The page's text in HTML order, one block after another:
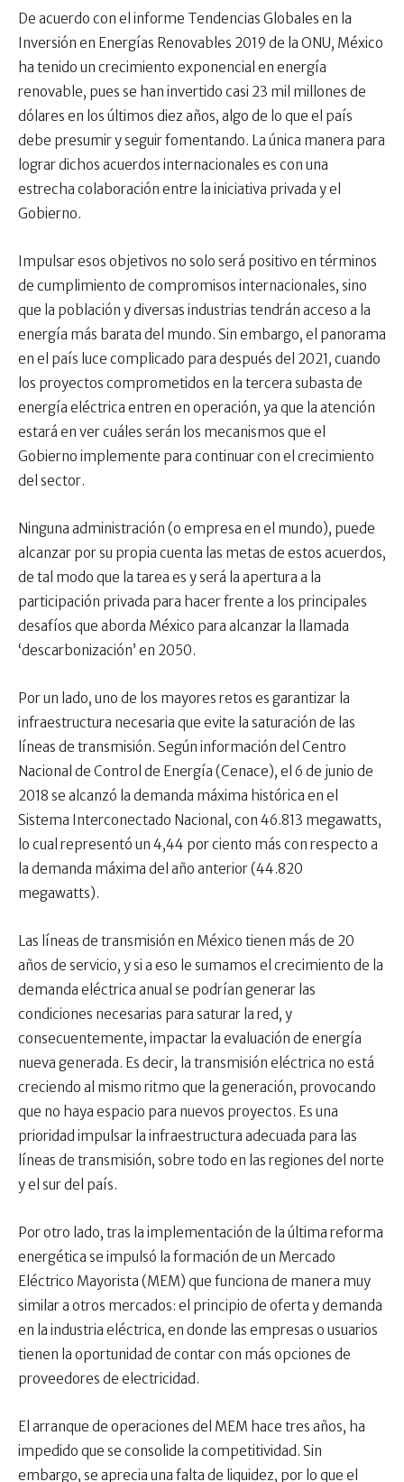
De acuerdo con el informe Tendencias Globales en la
Inversión en Energías Renovables 2019 de la ONU, México
ha tenido un crecimiento exponencial en energía
renovable, pues se han invertido casi 23 mil millones de
dólares en los últimos diez años, algo de lo que el país
debe presumir y seguir fomentando. La única manera para
lograr dichos acuerdos internacionales es con una
estrecha colaboración entre la iniciativa privada y el
Gobierno.
Impulsar esos objetivos no solo será positivo en términos
de cumplimiento de compromisos internacionales, sino
que la población y diversas industrias tendrán acceso a la
energía más barata del mundo. Sin embargo, el panorama
en el país luce complicado para después del 2021, cuando
los proyectos comprometidos en la tercera subasta de
energía eléctrica entren en operación, ya que la atención
estará en ver cuáles serán los mecanismos que el
Gobierno implemente para continuar con el crecimiento
del sector.
Ninguna administración (o empresa en el mundo), puede
alcanzar por su propia cuenta las metas de estos acuerdos,
de tal modo que la tarea es y será la apertura a la
participación privada para hacer frente a los principales
desafíos que aborda México para alcanzar la llamada
‘descarbonización’ en 2050.
Por un lado, uno de los mayores retos es garantizar la
infraestructura necesaria que evite la saturación de las
líneas de transmisión. Según información del Centro
Nacional de Control de Energía (Cenace), el 6 de junio de
2018 se alcanzó la demanda máxima histórica en el
Sistema Interconectado Nacional, con 46.813 megawatts,
lo cual representó un 4,44 por ciento más con respecto a
la demanda máxima del año anterior (44.820
megawatts).
Las líneas de transmisión en México tienen más de 20
años de servicio, y si a eso le sumamos el crecimiento de la
demanda eléctrica anual se podrían generar las
condiciones necesarias para saturar la red, y
consecuentemente, impactar la evaluación de energía
nueva generada. Es decir, la transmisión eléctrica no está
creciendo al mismo ritmo que la generación, provocando
que no haya espacio para nuevos proyectos. Es una
prioridad impulsar la infraestructura adecuada para las
líneas de transmisión, sobre todo en las regiones del norte
y el sur del país.
Por otro lado, tras la implementación de la última reforma
energética se impulsó la formación de un Mercado
Eléctrico Mayorista (MEM) que funciona de manera muy
similar a otros mercados: el principio de oferta y demanda
en la industria eléctrica, en donde las empresas o usuarios
tienen la oportunidad de contar con más opciones de
proveedores de electricidad.
El arranque de operaciones del MEM hace tres años, ha
impedido que se consolide la competitividad. Sin
embargo, se aprecia una falta de liquidez, por lo que el